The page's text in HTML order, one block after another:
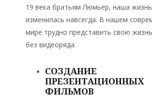
19 века братьям Люмьер, наша жизнь
изменилась навсегда. В нашем
мире трудно представить свою
без видеоряда.
СОЗДАНИЕ
ПРЕЗЕНТАЦИОННЫХ
ФИЛЬМОВ